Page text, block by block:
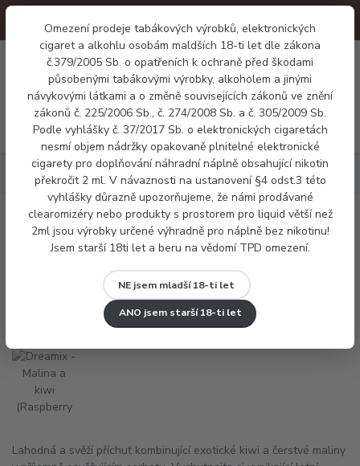
Omezení prodeje tabákových výrobků, elektronických
cigaret a alkohlu osobám maldších 18-ti let dle zákona
č.379/2005 Sb. o opatřeních k ochraně před škodami
působenými tabákovými výrobky, alkoholem a jinými
návykovými látkami a o změně souvisejících zákonů ve znění
zákonů č. 225/2006 Sb., č. 274/2008 Sb. a č. 305/2009 Sb.
Podle vyhlášky č. 37/2017 Sb. o elektronických cigaretách
nesmí objem nádržky opakovaně plnitelné elektronické
cigarety pro doplňování náhradní náplně obsahující nikotin
překročit 2 ml. V návaznosti na ustanovení §4 odst.3 této
vyhlášky důrazně upozorňujeme, že námi prodávané
clearomizéry nebo produkty s prostorem pro liquid větší než
2ml jsou výrobky určené výhradně pro náplně bez nikotinu!
Jsem starší 18ti let a beru na vědomí TPD omezení.
NE jsem mladší 18-ti let
ANO jsem starší 18-ti let
Menu
0 Kč
Náplně Dreamix - Malina a kiwi (Raspberry Kiwi)
Dreamix - Malina a kiwi (Raspberry
Kiwi)
Lahodná a svěží příchuť kombinující exotické kiwi a čerstvé maliny